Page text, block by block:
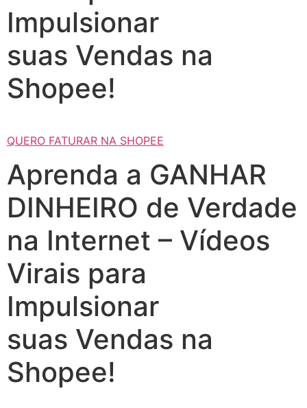
Impulsionar
suas Vendas na
Shopee!
QUERO FATURAR NA SHOPEE
Aprenda a GANHAR
DINHEIRO de Verdade
na Internet – Vídeos
Virais para
Impulsionar
suas Vendas na
Shopee!